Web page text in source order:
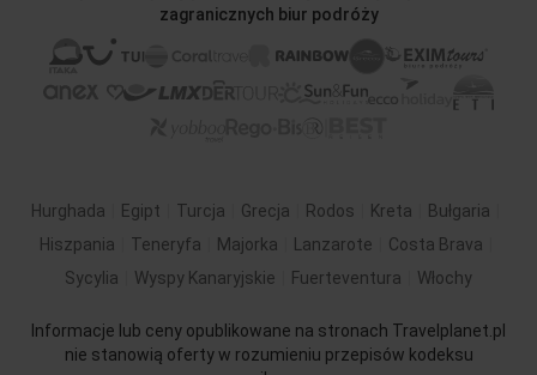
zagranicznych biur podróży
Hurghada Egipt Turcja Grecja Rodos Kreta
Bułgaria
Hiszpania
Teneryfa Majorka Lanzarote
Costa Brava
Sycylia
Wyspy Kanaryjskie Fuerteventura Włochy
Informacje lub ceny opublikowane na stronach Travelplanet.pl
nie stanowią oferty w rozumieniu przepisów kodeksu